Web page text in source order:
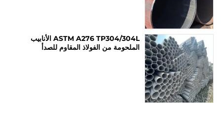
ASTM A276 TP304/304L الأنابيب
الملحومة من الفولاذ المقاوم للصدأ